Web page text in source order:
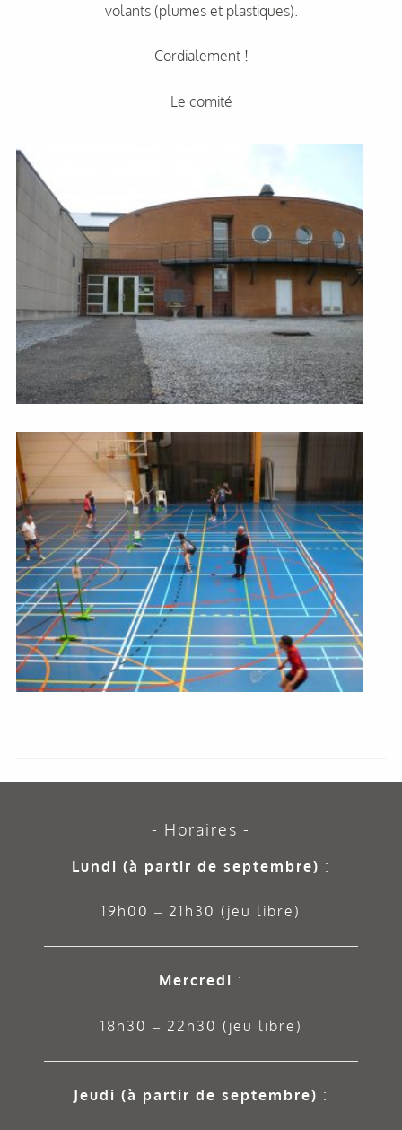
volants (plumes et plastiques).
Cordialement !
Le comité
Horaires
Lundi (à partir de septembre) :
19h00 – 21h30 (jeu libre)
Mercredi :
18h30 – 22h30 (jeu libre)
Jeudi (à partir de septembre) :